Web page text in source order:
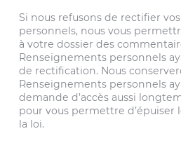
Si nous refusons de rectifier
personnels, nous vous
à votre dossier des
Renseignements personnels
de rectification. Nous
Renseignements personnels
demande d’accès aussi
pour vous permettre d’épuiser
la loi.